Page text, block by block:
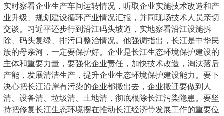
实时察看企业生产车间运转情况，听取企业实施技术改造和产
业升级、规划建设循环产业情况汇报，并同现场技术人员亲切
交谈。习近平还步行到沿江码头坡道，实地察看沿江设施拆
除、码头复绿、排污口整治情况。他强调指出，长江是中华民
族的母亲河，一定要保护好。企业是长江生态环境保护建设的
主体和重要力量，要强化企业责任，加快技术改造，淘汰落后
产能，发展清洁生产，提升企业生态环境保护建设能力。要下
决心把长江沿岸有污染的企业都搬出去，企业搬迁要做到人
清、设备清、垃圾清、土地清，彻底根除长江污染隐患。要坚
持把修复长江生态环境摆在推动长江经济带发展工作的重要位